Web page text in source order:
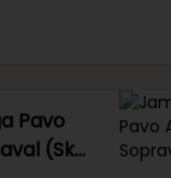
Pavo
(Sku